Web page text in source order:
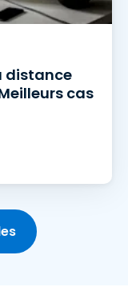
distance
cas